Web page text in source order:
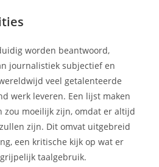
worden beantwoord,
journalistiek subjectief en
veel getalenteerde
werk leveren. Een lijst maken
zou moeilijk zijn, omdat er altijd
zijn. Dit omvat uitgebreid
een kritische kijk op wat er
taalgebruik.